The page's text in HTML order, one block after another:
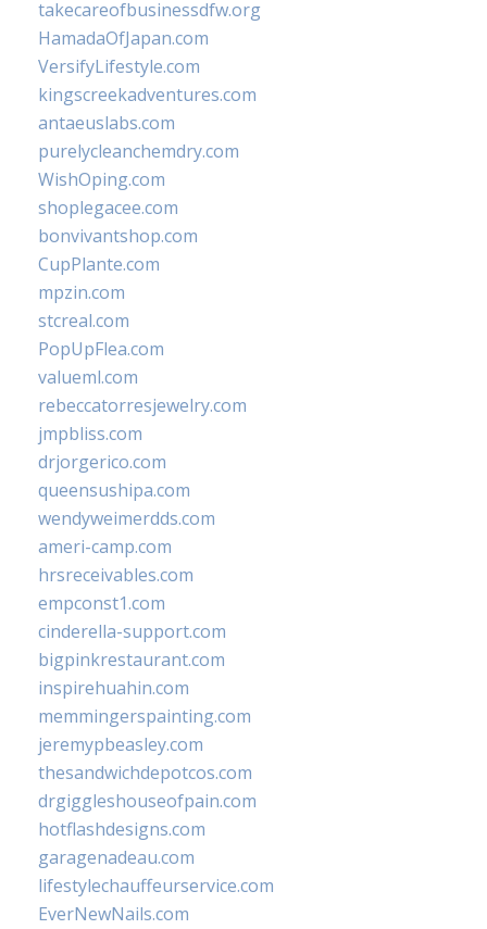
takecareofbusinessdfw.org
HamadaOfJapan.com
VersifyLifestyle.com
kingscreekadventures.com
antaeuslabs.com
purelycleanchemdry.com
WishOping.com
shoplegacee.com
bonvivantshop.com
CupPlante.com
mpzin.com
stcreal.com
PopUpFlea.com
valueml.com
rebeccatorresjewelry.com
jmpbliss.com
drjorgerico.com
queensushipa.com
wendyweimerdds.com
ameri-camp.com
hrsreceivables.com
empconst1.com
cinderella-support.com
bigpinkrestaurant.com
inspirehuahin.com
memmingerspainting.com
jeremypbeasley.com
thesandwichdepotcos.com
drgiggleshouseofpain.com
hotflashdesigns.com
garagenadeau.com
lifestylechauffeurservice.com
EverNewNails.com